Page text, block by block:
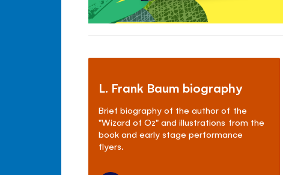
L. Frank Baum biography
Brief biography of the author of the
"Wizard of Oz" and illustrations from the
book and early stage performance
flyers.